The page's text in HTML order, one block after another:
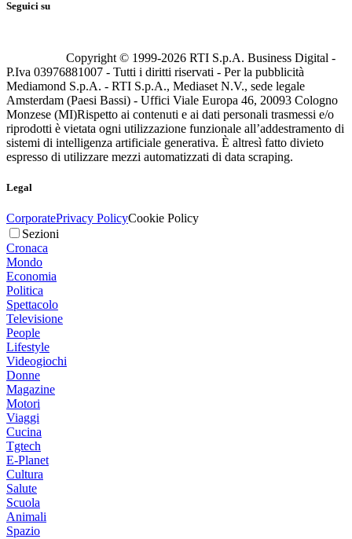
Seguici su
Copyright © 1999-2026 RTI S.p.A. Business Digital -
P.Iva 03976881007 - Tutti i diritti riservati - Per la pubblicità
Mediamond S.p.A. - RTI S.p.A., Mediaset N.V., sede legale
Amsterdam (Paesi Bassi) - Uffici Viale Europa 46, 20093 Cologno
Monzese (MI)Rispetto ai contenuti e ai dati personali trasmessi e/o
riprodotti è vietata ogni utilizzazione funzionale all’addestramento di
sistemi di intelligenza artificiale generativa. È altresì fatto divieto
espresso di utilizzare mezzi automatizzati di data scraping.
Legal
CorporatePrivacy PolicyCookie Policy
Sezioni
Cronaca
Mondo
Economia
Politica
Spettacolo
Televisione
People
Lifestyle
Videogiochi
Donne
Magazine
Motori
Viaggi
Cucina
Tgtech
E-Planet
Cultura
Salute
Scuola
Animali
Spazio